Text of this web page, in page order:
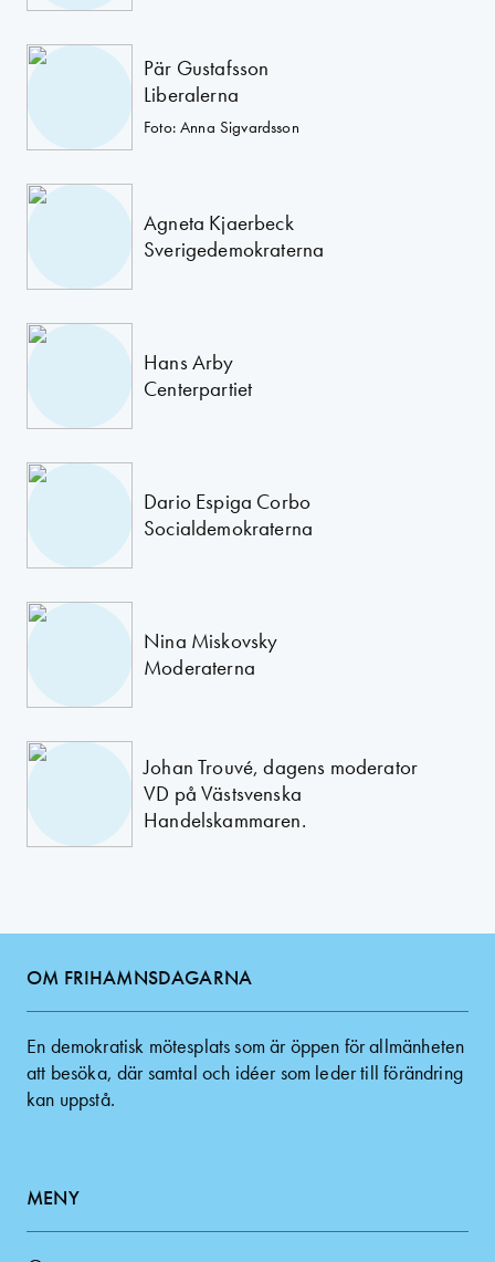
Pär Gustafsson
Liberalerna
Foto: Anna Sigvardsson
Agneta Kjaerbeck
Sverigedemokraterna
Hans Arby
Centerpartiet
Dario Espiga Corbo
Socialdemokraterna
Nina Miskovsky
Moderaterna
Johan Trouvé, dagens moderator
VD på Västsvenska
Handelskammaren.
OM FRIHAMNSDAGARNA
En demokratisk mötesplats som är öppen för allmänheten
att besöka, där samtal och idéer som leder till förändring
kan uppstå.
MENY